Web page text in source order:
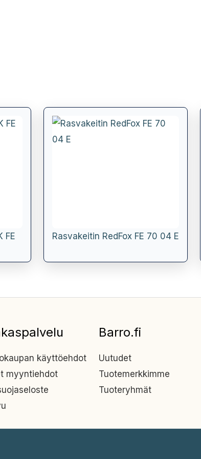
FE Rasvakeitin RedFox FE 70 04 E
käyttöehdot
myyntiehdot
Barro.fi
Uutudet
Tuotemerkkimme
Tuoteryhmät